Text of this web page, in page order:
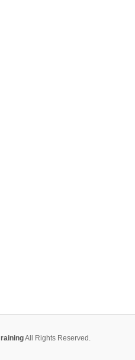
rainingAll Rights Reserved.